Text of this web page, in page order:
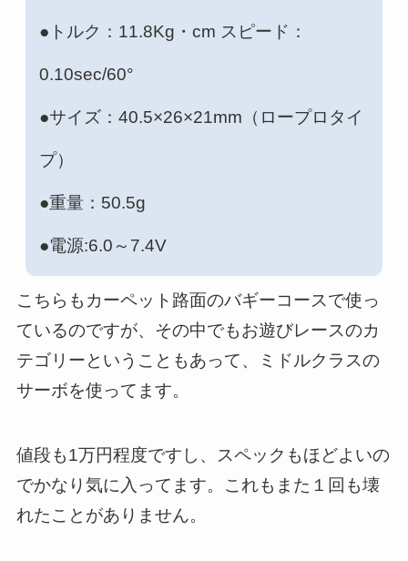
●トルク：11.8Kg・cm スピード：
0.10sec/60°
●サイズ：40.5×26×21mm（ロープロタイ
プ）
●重量：50.5g
●電源:6.0～7.4V
こちらもカーペット路面のバギーコースで使っ
ているのですが、その中でもお遊びレースのカ
テゴリーということもあって、ミドルクラスの
サーボを使ってます。
値段も1万円程度ですし、スペックもほどよいの
でかなり気に入ってます。これもまた１回も壊
れたことがありません。